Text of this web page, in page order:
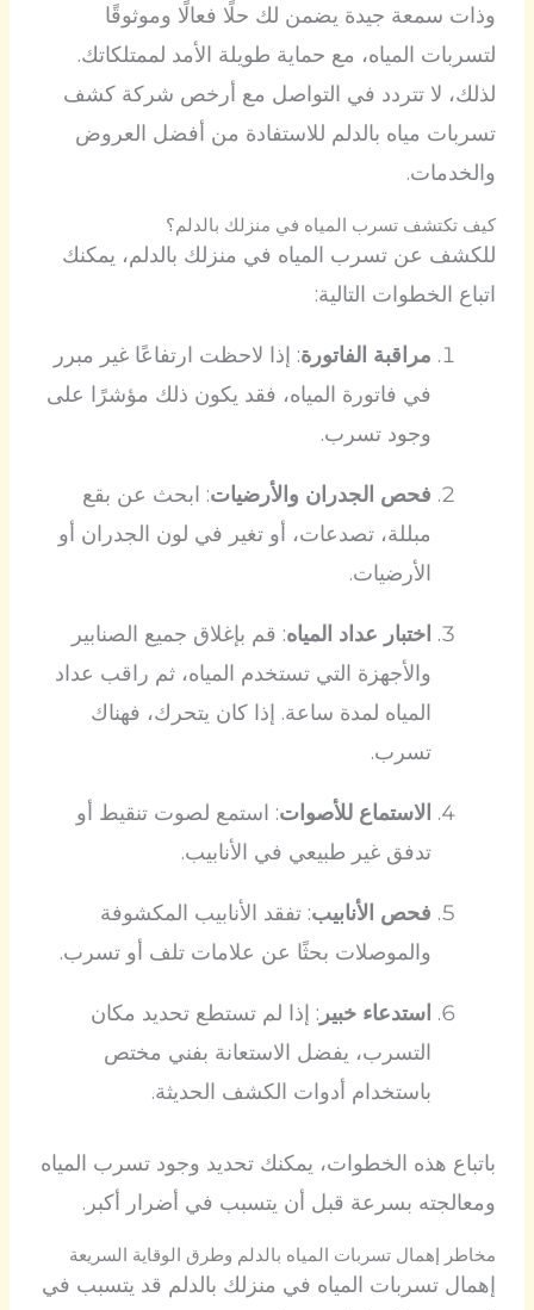
وذات سمعة جيدة يضمن لك حلًا فعالًا وموثوقًا
لتسربات المياه، مع حماية طويلة الأمد لممتلكاتك.
لذلك، لا تتردد في التواصل مع أرخص شركة كشف
تسربات مياه بالدلم للاستفادة من أفضل العروض
والخدمات.
كيف تكتشف تسرب المياه في منزلك بالدلم؟
للكشف عن تسرب المياه في منزلك بالدلم، يمكنك
اتباع الخطوات التالية:
مراقبة الفاتورة: إذا لاحظت ارتفاعًا غير مبرر
في فاتورة المياه، فقد يكون ذلك مؤشرًا على
وجود تسرب.
فحص الجدران والأرضيات: ابحث عن بقع
مبللة، تصدعات، أو تغير في لون الجدران أو
الأرضيات.
اختبار عداد المياه: قم بإغلاق جميع الصنابير
والأجهزة التي تستخدم المياه، ثم راقب عداد
المياه لمدة ساعة. إذا كان يتحرك، فهناك
تسرب.
الاستماع للأصوات: استمع لصوت تنقيط أو
تدفق غير طبيعي في الأنابيب.
فحص الأنابيب: تفقد الأنابيب المكشوفة
والموصلات بحثًا عن علامات تلف أو تسرب.
استدعاء خبير : إذا لم تستطع تحديد مكان
التسرب، يفضل الاستعانة بفني مختص
باستخدام أدوات الكشف الحديثة.
باتباع هذه الخطوات، يمكنك تحديد وجود تسرب المياه
ومعالجته بسرعة قبل أن يتسبب في أضرار أكبر.
مخاطر إهمال تسربات المياه بالدلم وطرق الوقاية السريعة
إهمال تسربات المياه في منزلك بالدلم قد يتسبب في